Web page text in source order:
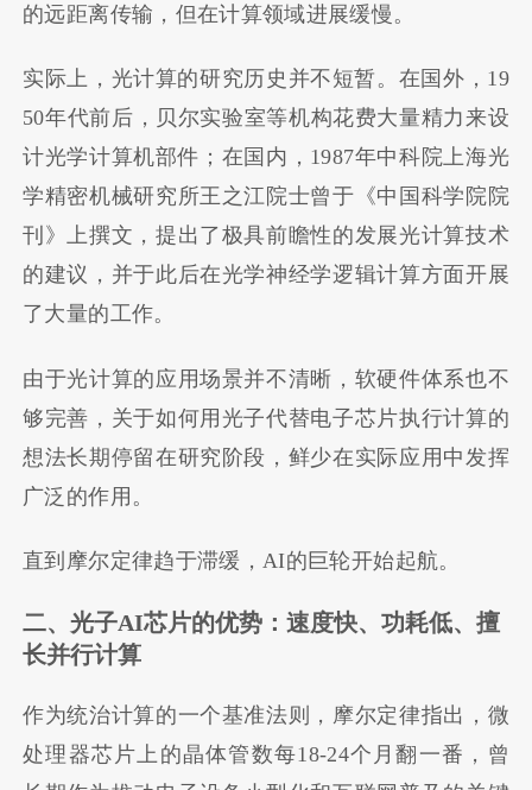
的远距离传输，但在计算领域进展缓慢。
实际上，光计算的研究历史并不短暂。在国外，19
50年代前后，贝尔实验室等机构花费大量精力来设
计光学计算机部件；在国内，1987年中科院上海光
学精密机械研究所王之江院士曾于《中国科学院院
刊》上撰文，提出了极具前瞻性的发展光计算技术
的建议，并于此后在光学神经学逻辑计算方面开展
了大量的工作。
由于光计算的应用场景并不清晰，软硬件体系也不
够完善，关于如何用光子代替电子芯片执行计算的
想法长期停留在研究阶段，鲜少在实际应用中发挥
广泛的作用。
直到摩尔定律趋于滞缓，AI的巨轮开始起航。
二、光子AI芯片的优势：速度快、功耗低、擅
长并行计算
作为统治计算的一个基准法则，摩尔定律指出，微
处理器芯片上的晶体管数每18-24个月翻一番，曾